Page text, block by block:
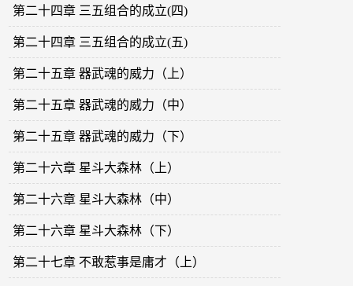
第二十四章 三五组合的成立(四)
第二十四章 三五组合的成立(五)
第二十五章 器武魂的威力（上）
第二十五章 器武魂的威力（中）
第二十五章 器武魂的威力（下）
第二十六章 星斗大森林（上）
第二十六章 星斗大森林（中）
第二十六章 星斗大森林（下）
第二十七章 不敢惹事是庸才（上）